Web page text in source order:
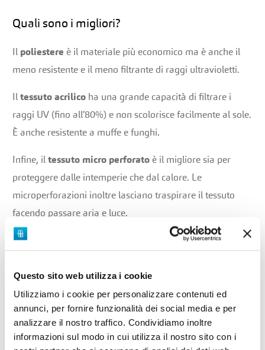
Questo sito web utilizza i cookie
Utilizziamo i cookie per personalizzare contenuti ed
annunci, per fornire funzionalità dei social media e per
analizzare il nostro traffico. Condividiamo inoltre
informazioni sul modo in cui utilizza il nostro sito con i
Quali sono i migliori?
Il poliestereè il materiale più economico ma è anche il
meno resistente e il meno filtrante di raggi ultravioletti.
Iltessuto acrilico ha una grande capacità di filtrare i
raggi UV (fino all’80%) e non scolorisce facilmente al sole.
È anche resistente a muffe e funghi.
Infine, iltessuto micro perforato è il migliore sia per
proteggere dalle intemperie che dal calore. Le
microperforazioni inoltre lasciano traspirare il tessuto
facendo passare aria e luce.
Proviamo a orientarci tra le varie tipologie di tende.
Tende a bracci
Sono forse le più diffuse tra le tende da sole. Tramite un